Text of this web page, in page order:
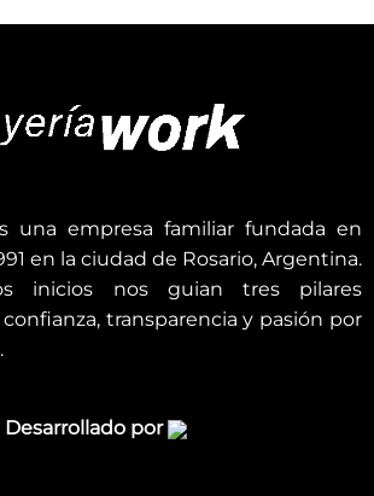
una empresa familiar fundada en
en la ciudad de Rosario, Argentina.
inicios nos guian tres pilares
transparencia y pasión por
Desarrollado por